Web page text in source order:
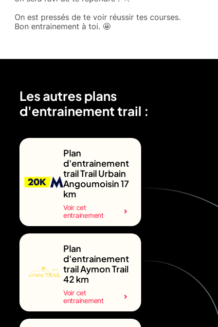
On est pressés de te voir réussir tes courses.
Bon entrainement à toi. 🤩
Les autres plans
d'entrainement trail :
Plan
d'entrainement
trail Trail Urbain
Angoumoisin 17
km
Voir cet
entrainement
Plan
d'entrainement
trail Aymon Trail
42 km
Voir cet
entrainement